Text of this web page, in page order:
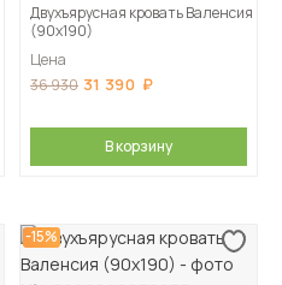
Двухъярусная кровать Валенсия
(90х190)
Цена
36 930 31 390
В корзину
-15%